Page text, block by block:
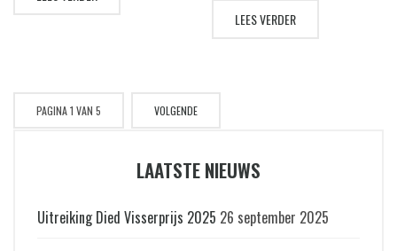
Schoonhoven. Vooraf is er
LEES VERDER
PAGINA 1 VAN 5 VOLGENDE
LAATSTE NIEUWS
Uitreiking Died Visserprijs 2025 26 september 2025